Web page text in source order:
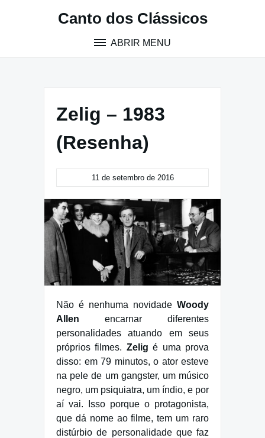
Canto dos Clássicos
ABRIR MENU
Zelig – 1983
(Resenha)
11 de setembro de 2016
Não é nenhuma novidade Woody
Allen encarnar diferentes
personalidades atuando em seus
próprios filmes. Zelig é uma prova
disso: em 79 minutos, o ator esteve
na pele de um gangster, um músico
negro, um psiquiatra, um índio, e por
aí vai. Isso porque o protagonista,
que dá nome ao filme, tem um raro
distúrbio de personalidade que faz